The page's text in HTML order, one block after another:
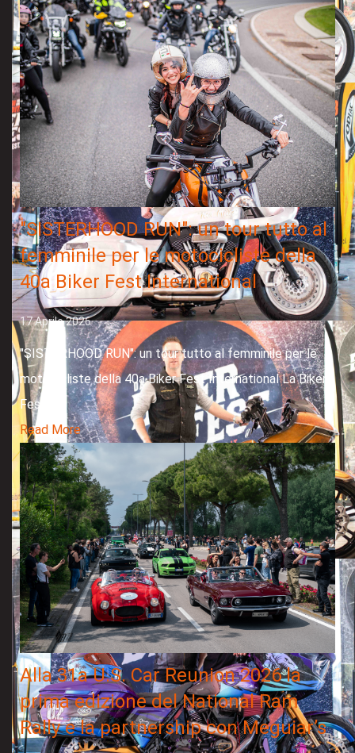
"SISTERHOOD RUN": un tour tutto al
femminile per le motocicliste della
40a Biker Fest International
17 Aprile 2026
"SISTERHOOD RUN": un tour tutto al femminile per le
motocicliste della 40a Biker Fest International La Biker
Fest...
Read More
Alla 31a U.S. Car Reunion 2026 la
prima edizione del National Ram
Rally e la partnership con Meguiar’s